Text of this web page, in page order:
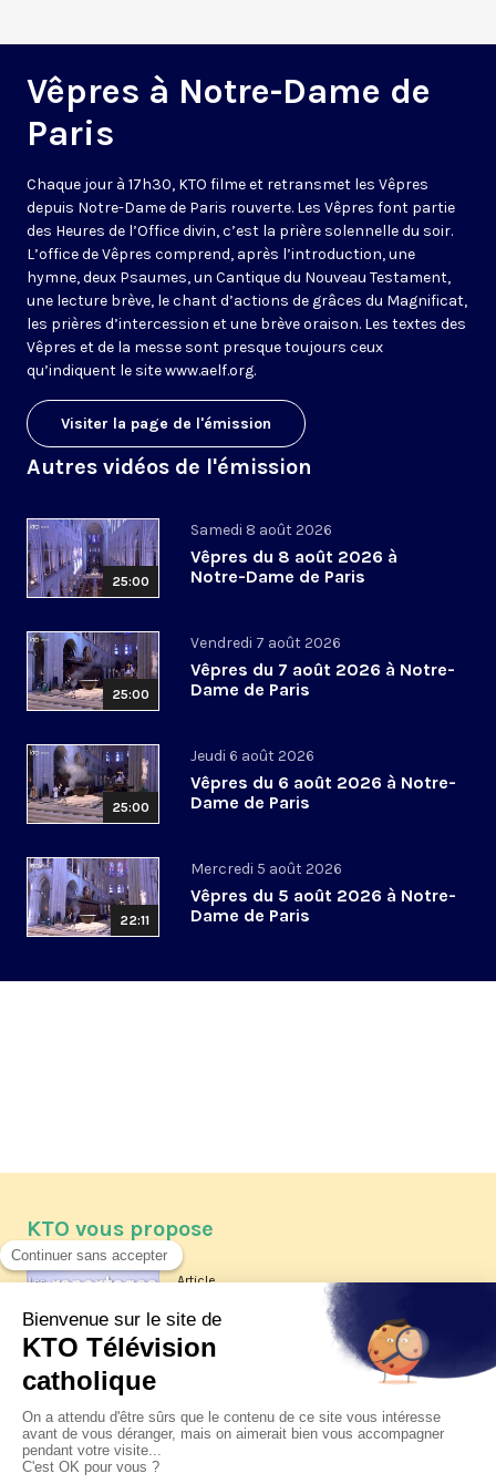
Vêpres à Notre-Dame de
Paris
Chaque jour à 17h30, KTO filme et retransmet les Vêpres
depuis Notre-Dame de Paris rouverte. Les Vêpres font partie
des Heures de l’Office divin, c’est la prière solennelle du soir.
L’office de Vêpres comprend, après l’introduction, une
hymne, deux Psaumes, un Cantique du Nouveau Testament,
une lecture brève, le chant d’actions de grâces du Magnificat,
les prières d’intercession et une brève oraison. Les textes des
Vêpres et de la messe sont presque toujours ceux
qu’indiquent le sitewww.aelf.org.
Visiter la page de l'émission
Autres vidéos de l'émission
25:00
Samedi 8 août 2026
Vêpres du 8 août 2026 à
Notre-Dame de Paris
25:00
Vendredi 7 août 2026
Vêpres du 7 août 2026 à Notre-
Dame de Paris
25:00
Jeudi 6 août 2026
Vêpres du 6 août 2026 à Notre-
Dame de Paris
22:11
Mercredi 5 août 2026
Vêpres du 5 août 2026 à Notre-
Dame de Paris
KTO vous propose
Article
Les reportages d'été 2026 de KTO
La visite pastorale du pape Léon
XIV à Assise à suivre sur KTO le
jeudi 6 août